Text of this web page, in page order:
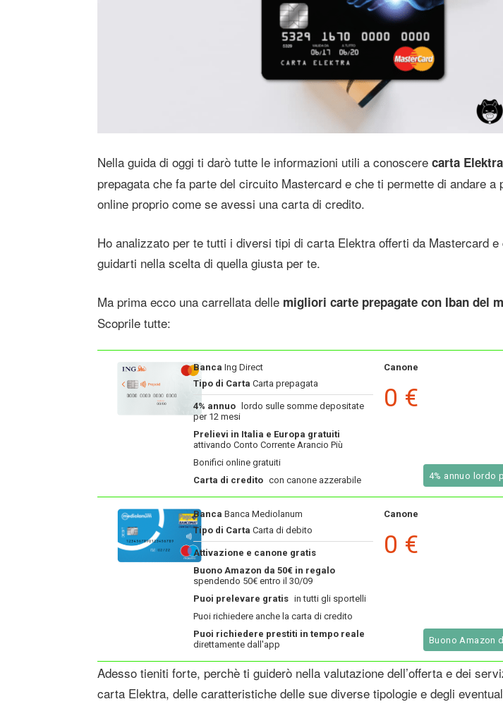
Nella guida di oggi ti darò tutte le informazioni utili a conoscere carta Elektra
prepagata che fa parte del circuito Mastercard e che ti permette di andare a
online proprio come se avessi una carta di credito.
Ho analizzato per te tutti i diversi tipi di carta Elektra offerti da Mastercard e
guidarti nella scelta di quella giusta per te.
Ma prima ecco una carrellata delle migliori carte prepagate con Iban del
Scoprile tutte:
Banca Ing Direct
Tipo di Carta Carta prepagata
4% annuo
lordo sulle somme depositate
per 12 mesi
Prelievi in Italia e Europa gratuiti
attivando Conto Corrente Arancio Più
Bonifici online gratuiti
Carta di credito con canone azzerabile
Canone
0 €
4% annuo lordo
Banca Banca Mediolanum
Tipo di Carta Carta di debito
Attivazione e canone gratis
Buono Amazon da 50€ in regalo
spendendo 50€ entro il 30/09
Puoi prelevare gratis in tutti gli sportelli
Puoi richiedere anche la carta di credito
Puoi richiedere prestiti in tempo reale
direttamente dall'app
Canone
0 €
Buono Amazon
Adesso tieniti forte, perchè ti guiderò nella valutazione dell’offerta e dei
carta Elektra, delle caratteristiche delle sue diverse tipologie e degli